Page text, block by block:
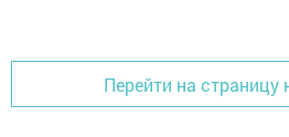
Перейти на страницу